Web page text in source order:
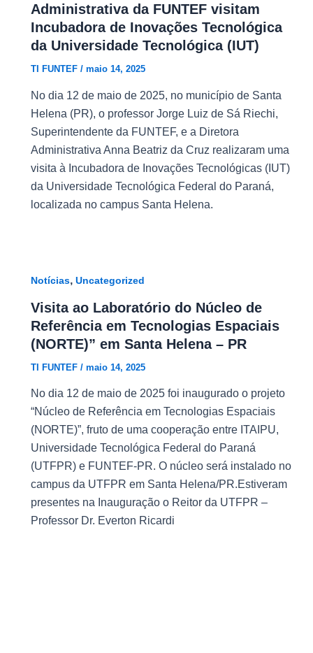
Administrativa da FUNTEF visitam
Incubadora de Inovações Tecnológica
da Universidade Tecnológica (IUT)
TI FUNTEF / maio 14, 2025
No dia 12 de maio de 2025, no município de Santa
Helena (PR), o professor Jorge Luiz de Sá Riechi,
Superintendente da FUNTEF, e a Diretora
Administrativa Anna Beatriz da Cruz realizaram uma
visita à Incubadora de Inovações Tecnológicas (IUT)
da Universidade Tecnológica Federal do Paraná,
localizada no campus Santa Helena.
Notícias, Uncategorized
Visita ao Laboratório do Núcleo de
Referência em Tecnologias Espaciais
(NORTE)” em Santa Helena – PR
TI FUNTEF / maio 14, 2025
No dia 12 de maio de 2025 foi inaugurado o projeto
“Núcleo de Referência em Tecnologias Espaciais
(NORTE)”, fruto de uma cooperação entre ITAIPU,
Universidade Tecnológica Federal do Paraná
(UTFPR) e FUNTEF-PR. O núcleo será instalado no
campus da UTFPR em Santa Helena/PR.Estiveram
presentes na Inauguração o Reitor da UTFPR –
Professor Dr. Everton Ricardi